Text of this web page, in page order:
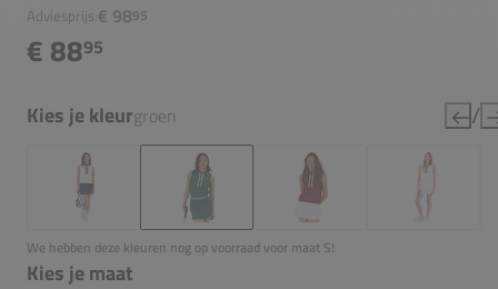
Adviesprijs:€ 9895
€ 8895
Kies je kleurgroen /
We hebben deze kleuren nog op voorraad voor maat S!
Kies je maat